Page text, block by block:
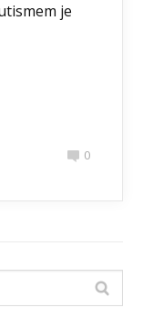
je
0